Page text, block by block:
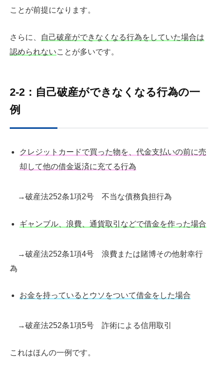
ことが前提になります。
さらに、
自己破産ができなくなる行為をしていた場合は
認められないことが多いです。
2-2：自己破産ができなくなる行為の一
例
クレジットカードで買った物を、代金支払いの前に売
却して他の借金返済に充てる行為
→破産法252条1項2号 不当な債務負担行為
ギャンブル、浪費、通貨取引などで借金を作った場合
→破産法252条1項4号 浪費または賭博その他射幸行
為
お金を持っているとウソをついて借金をした場合
→破産法252条1項5号 詐術による信用取引
これはほんの一例です。